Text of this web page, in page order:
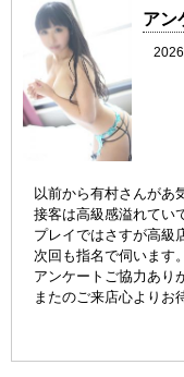
アン
以前から有村さんがあ
接客は高級感溢れてい
プレイではさすが高級
次回も指名で伺います。
アンケートご協力あり
またのご来店心よりお